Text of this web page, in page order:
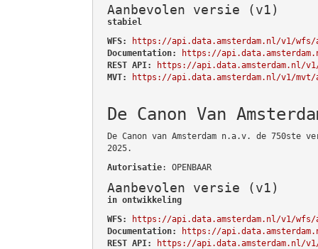
Aanbevolen versie (v1)
stabiel
WFS:
https://api.data.amsterdam.nl/v1/
Documentation:
https://
REST API:
https://api.data.amsterdam.nl/
MVT:
https://api.data.amsterdam.nl/v1/
De Canon Van
De Canon van Amsterdam n.a.v. de 750ste
2025.
Autorisatie: OPENBAAR
Aanbevolen versie (v1)
in ontwikkeling
WFS:
https://api.data.amsterdam.nl/v1/wfs/
Documentation:
https://
REST API:
https://api.data.amsterdam.nl/v1/